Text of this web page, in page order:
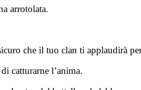
arrotolata.
che il tuo clan ti applaudirà
catturarne l’anima.